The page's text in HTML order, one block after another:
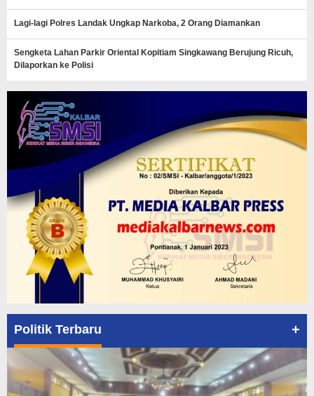
Lagi-lagi Polres Landak Ungkap Narkoba, 2 Orang Diamankan
Sengketa Lahan Parkir Oriental Kopitiam Singkawang Berujung Ricuh,
Dilaporkan ke Polisi
Politik Terbaru +